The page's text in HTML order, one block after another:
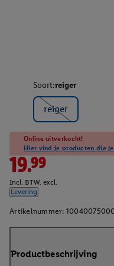
Soort:reiger
reiger
Online uitverkocht!
Hier vind je producten die
19.99
Incl. BTW. excl.
Levering
Artikelnummer:
Productbeschrijving